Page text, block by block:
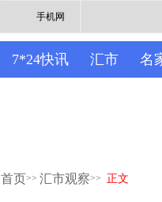
手机网
7*24快讯 汇市 名
首页>> 汇市观察>> 正文